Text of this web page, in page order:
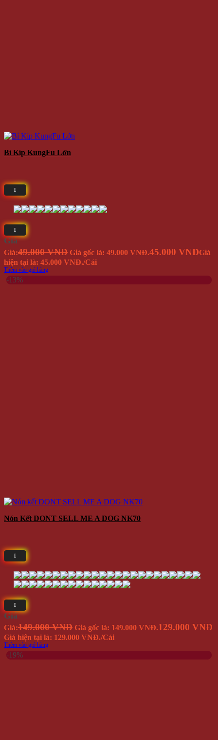
Bí Kíp KungFu Lớn
Giá
Giá:49.000 VNĐ Giá gốc là: 49.000 VNĐ.45.000 VNĐGiá
hiện tại là: 45.000 VNĐ./Cái
Thêm vào giỏ hàng
-13%
Nón Kết DONT SELL ME A DOG NK70
Giá
Giá:149.000 VNĐ Giá gốc là: 149.000 VNĐ.129.000 VNĐ
Giá hiện tại là: 129.000 VNĐ./Cái
Thêm vào giỏ hàng
-19%